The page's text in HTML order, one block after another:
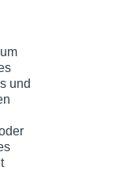
und